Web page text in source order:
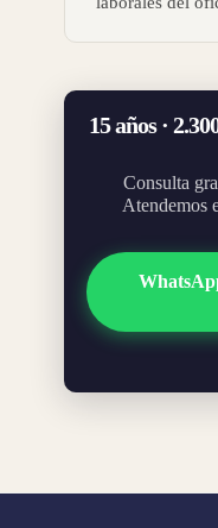
15 años ·
Consulta
Atendemos